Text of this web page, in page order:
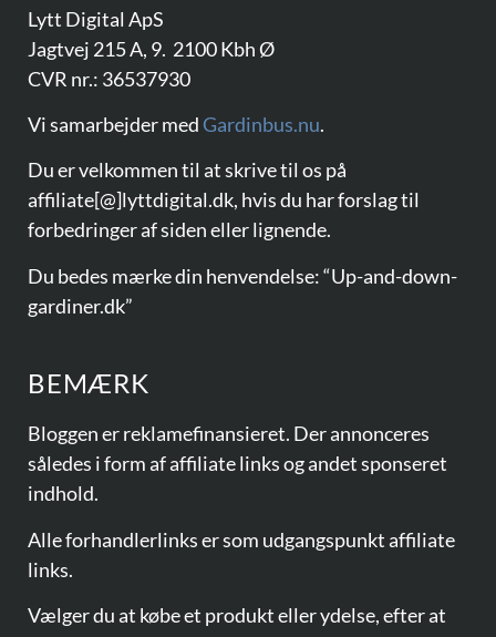
Lytt Digital ApS
Jagtvej 215 A, 9. 2100 Kbh Ø
CVR nr.: 36537930
Vi samarbejder med Gardinbus.nu.
Du er velkommen til at skrive til os på
affiliate[@]lyttdigital.dk, hvis du har forslag til
forbedringer af siden eller lignende.
Du bedes mærke din henvendelse: “Up-and-down-
gardiner.dk”
BEMÆRK
Bloggen er reklamefinansieret. Der annonceres
således i form af affiliate links og andet sponseret
indhold.
Alle forhandlerlinks er som udgangspunkt affiliate
links.
Vælger du at købe et produkt eller ydelse, efter at